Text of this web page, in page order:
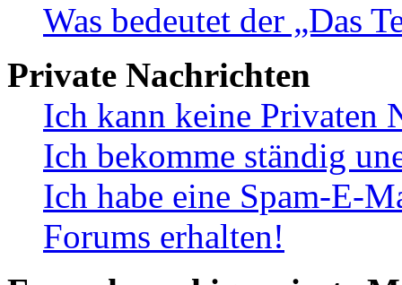
Was bedeutet der „Das
Private Nachrichten
Ich kann keine Privaten
Ich bekomme ständig
Ich habe eine Spam-E-
Forums erhalten!